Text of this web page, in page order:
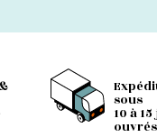
sous
10 à
ouvrés